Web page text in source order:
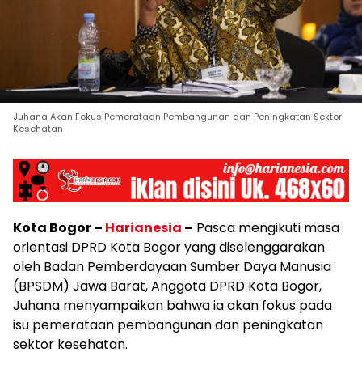
Juhana Akan Fokus Pemerataan Pembangunan dan Peningkatan Sektor
Kesehatan
Kota Bogor – Harianesia – Pasca mengikuti masa
orientasi DPRD Kota Bogor yang diselenggarakan
oleh Badan Pemberdayaan Sumber Daya Manusia
(BPSDM) Jawa Barat, Anggota DPRD Kota Bogor,
Juhana menyampaikan bahwa ia akan fokus pada
isu pemerataan pembangunan dan peningkatan
sektor kesehatan.